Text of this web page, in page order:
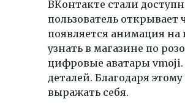
ВКонтакте стали
пользователь открывает
появляется анимация
узнать в магазине по
цифровые аватары vmoji.
деталей. Благодаря
выражать себя.